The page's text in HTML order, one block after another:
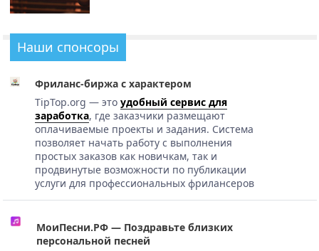
Наши спонсоры
Фриланс-биржа с характером
TipTop.org — это удобный сервис для
заработка, где заказчики размещают
оплачиваемые проекты и задания. Система
позволяет начать работу с выполнения
простых заказов как новичкам, так и
продвинутые возможности по публикации
услуги для профессиональных фрилансеров
МоиПесни.РФ — Поздравьте близких
персональной песней